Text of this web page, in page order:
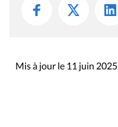
Mis à jour le 11 juin 2025